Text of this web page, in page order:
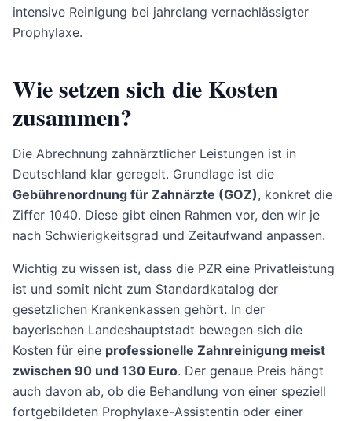
intensive Reinigung bei jahrelang vernachlässigter
Prophylaxe.
Wie setzen sich die Kosten
zusammen?
Die Abrechnung zahnärztlicher Leistungen ist in
Deutschland klar geregelt. Grundlage ist die
Gebührenordnung für Zahnärzte (GOZ), konkret die
Ziffer 1040. Diese gibt einen Rahmen vor, den wir je
nach Schwierigkeitsgrad und Zeitaufwand anpassen.
Wichtig zu wissen ist, dass die PZR eine Privatleistung
ist und somit nicht zum Standardkatalog der
gesetzlichen Krankenkassen gehört. In der
bayerischen Landeshauptstadt bewegen sich die
Kosten für eine professionelle Zahnreinigung meist
zwischen 90 und 130 Euro. Der genaue Preis hängt
auch davon ab, ob die Behandlung von einer speziell
fortgebildeten Prophylaxe-Assistentin oder einer